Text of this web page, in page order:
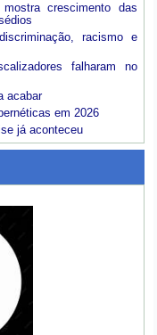
crescimento das
racismo e
falharam no
acabar
em 2026
já aconteceu